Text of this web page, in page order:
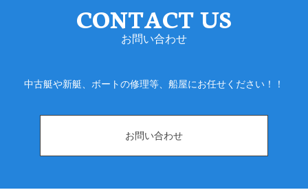
CONTACT US
お問い合わせ
中古艇や新艇、ボートの修理等、船屋にお任せください！！
お問い合わせ